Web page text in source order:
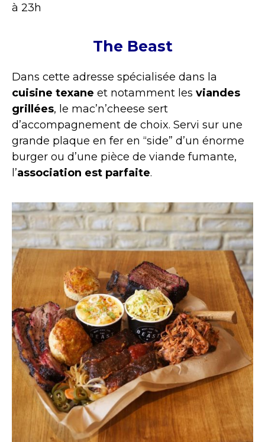
à 23h
The Beast
Dans cette adresse spécialisée dans la
cuisine texane et notamment les viandes
grillées, le mac’n’cheese sert
d’accompagnement de choix. Servi sur une
grande plaque en fer en “side” d’un énorme
burger ou d’une pièce de viande fumante,
l’association est parfaite.